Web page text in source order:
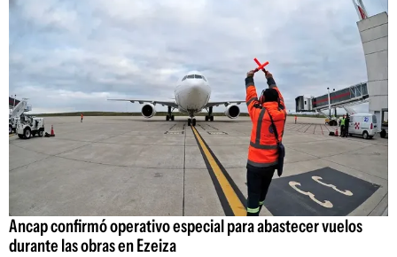
Ancap confirmó operativo especial para abastecer vuelos
durante las obras en Ezeiza